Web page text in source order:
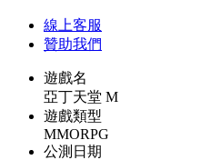
線上客服
贊助我們
遊戲名
亞丁天堂 M
遊戲類型
MMORPG
公測日期